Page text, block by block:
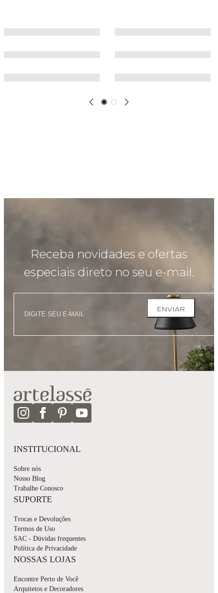
Receba novidades e ofertas
especiais direto no seu e-mail.
ENVIAR
INSTITUCIONAL
Sobre nós
Nosso Blog
Trabalhe Conosco
SUPORTE
Trocas e Devoluções
Termos de Uso
SAC - Dúvidas frequentes
Política de Privacidade
NOSSAS LOJAS
Encontre Perto de Você
Arquitetos e Decoradores